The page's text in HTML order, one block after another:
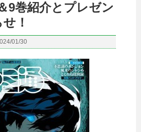
9巻紹介とプレゼン
！
01/30